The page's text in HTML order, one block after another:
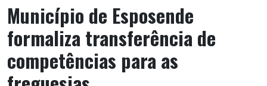
Município de Esposende
formaliza transferência de
competências para as